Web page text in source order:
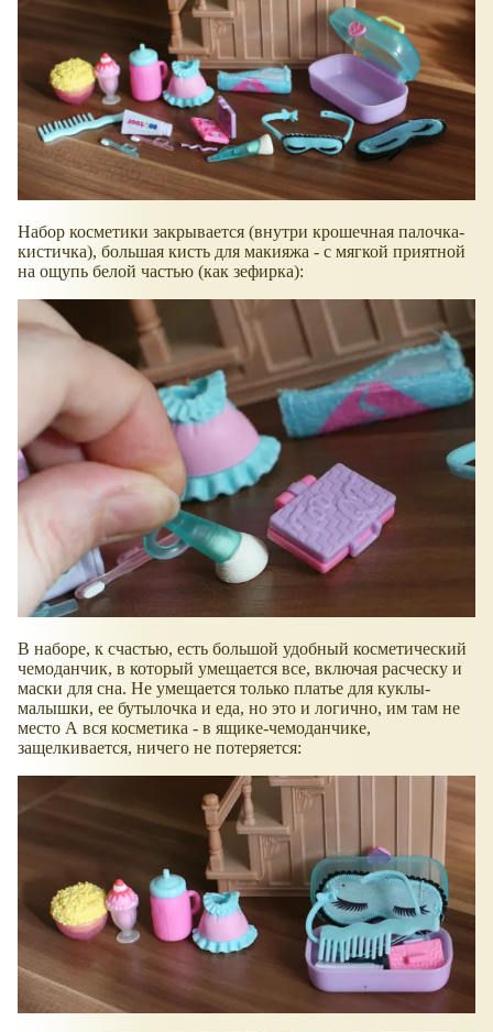
Набор косметики закрывается (внутри крошечная палочка-
кистичка), большая кисть для макияжа - с мягкой приятной
на ощупь белой частью (как зефирка):
В наборе, к счастью, есть большой удобный косметический
чемоданчик, в который умещается все, включая расческу и
маски для сна. Не умещается только платье для куклы-
малышки, ее бутылочка и еда, но это и логично, им там не
место А вся косметика - в ящике-чемоданчике,
защелкивается, ничего не потеряется: